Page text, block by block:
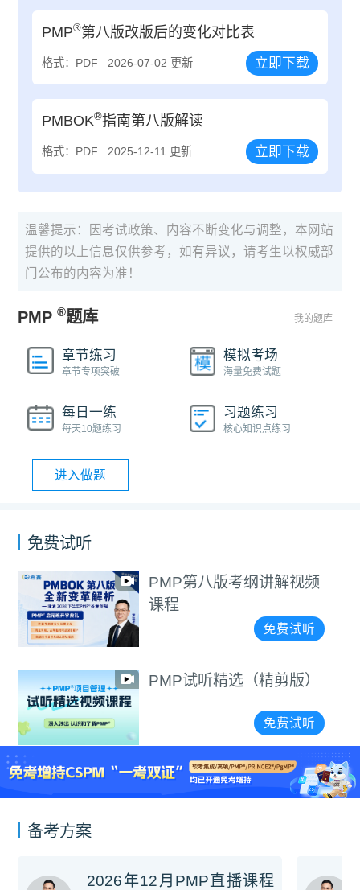
PMP®第八版改版后的变化对比表
格式：PDF 2026-07-02 更新 立即下载
PMBOK®指南第八版解读
格式：PDF 2025-12-11 更新 立即下载
温馨提示：因考试政策、内容不断变化与调整，本网站
提供的以上信息仅供参考，如有异议，请考生以权威部
门公布的内容为准！
PMP®题库 我的题库
章节练习
章节专项突破
模拟考场
海量免费试题
每日一练
每天10题练习
习题练习
核心知识点练习
进入做题
免费试听
PMP第八版考纲讲解视频
课程
免费试听
PMP试听精选（精剪版）
免费试听
备考方案
2026年12月PMP直播课程